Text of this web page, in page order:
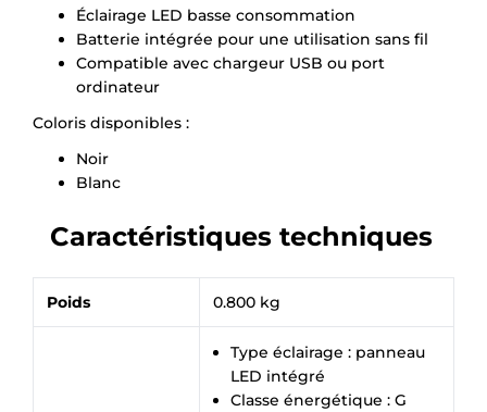
Éclairage LED basse consommation
Batterie intégrée pour une utilisation sans fil
Compatible avec chargeur USB ou port
ordinateur
Coloris disponibles :
Noir
Blanc
Caractéristiques techniques
Poids 0.800 kg
Type éclairage : panneau
LED intégré
Classe énergétique : G